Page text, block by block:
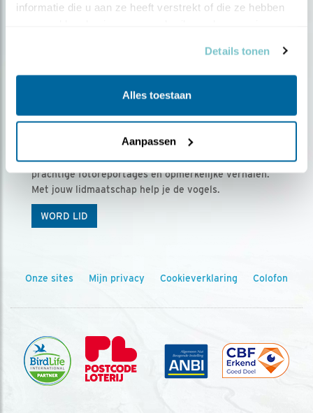
informatie die u aan ze heeft verstrekt of die ze hebben
Details tonen
Alles toestaan
Aanpassen
Ontvang 5 x Vogels voor € 36,00 per jaar
Vogels is het tijdschrift voor onze leden, met
prachtige fotoreportages en opmerkelijke verhalen.
Met jouw lidmaatschap help je de vogels.
WORD LID
Onze sites Mijn privacy Cookieverklaring Colofon